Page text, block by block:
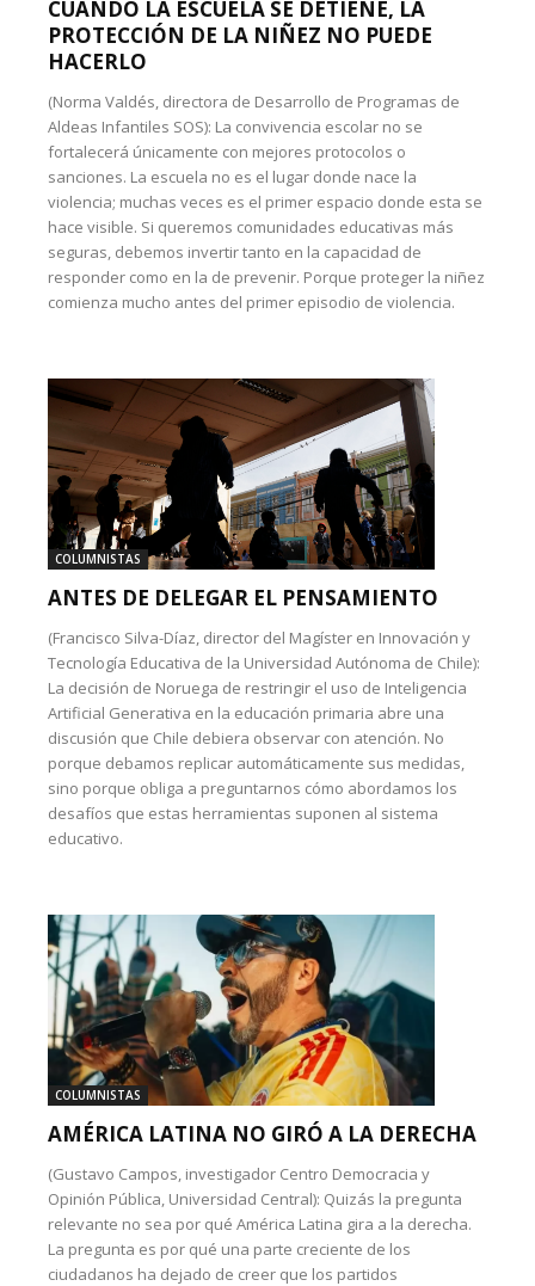
CUANDO LA ESCUELA SE DETIENE, LA
PROTECCIÓN DE LA NIÑEZ NO PUEDE
HACERLO
(Norma Valdés, directora de Desarrollo de Programas de
Aldeas Infantiles SOS): La convivencia escolar no se
fortalecerá únicamente con mejores protocolos o
sanciones. La escuela no es el lugar donde nace la
violencia; muchas veces es el primer espacio donde esta se
hace visible. Si queremos comunidades educativas más
seguras, debemos invertir tanto en la capacidad de
responder como en la de prevenir. Porque proteger la niñez
comienza mucho antes del primer episodio de violencia.
COLUMNISTAS
ANTES DE DELEGAR EL PENSAMIENTO
(Francisco Silva-Díaz, director del Magíster en Innovación y
Tecnología Educativa de la Universidad Autónoma de Chile):
La decisión de Noruega de restringir el uso de Inteligencia
Artificial Generativa en la educación primaria abre una
discusión que Chile debiera observar con atención. No
porque debamos replicar automáticamente sus medidas,
sino porque obliga a preguntarnos cómo abordamos los
desafíos que estas herramientas suponen al sistema
educativo.
COLUMNISTAS
AMÉRICA LATINA NO GIRÓ A LA DERECHA
(Gustavo Campos, investigador Centro Democracia y
Opinión Pública, Universidad Central): Quizás la pregunta
relevante no sea por qué América Latina gira a la derecha.
La pregunta es por qué una parte creciente de los
ciudadanos ha dejado de creer que los partidos